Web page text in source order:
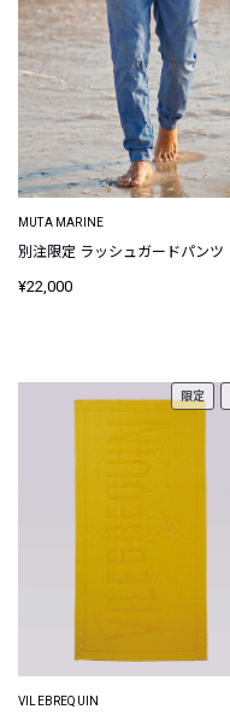
MUTA MARINE
別注限定 ラッシュガードパンツ
¥22,000
限定
VILEBREQUIN